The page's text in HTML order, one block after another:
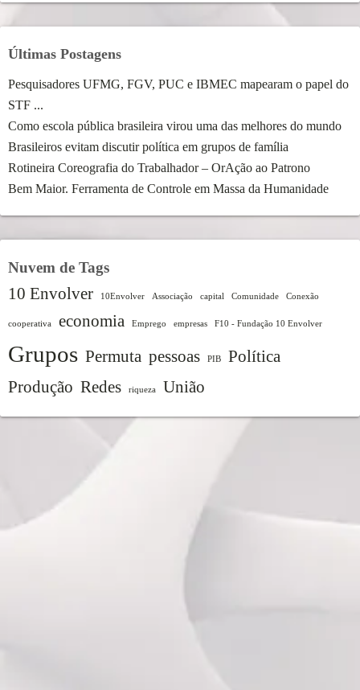
Últimas Postagens
Pesquisadores UFMG, FGV, PUC e IBMEC mapearam o papel do
STF ...
Como escola pública brasileira virou uma das melhores do mundo
Brasileiros evitam discutir política em grupos de família
Rotineira Coreografia do Trabalhador – OrAção ao Patrono
Bem Maior. Ferramenta de Controle em Massa da Humanidade
Nuvem de Tags
10 Envolver 10Envolver Associação capital Comunidade Conexão
cooperativa economia Emprego empresas F10 - Fundação 10 Envolver
Grupos Permuta pessoas PIB
Política
Produção Redes riqueza União